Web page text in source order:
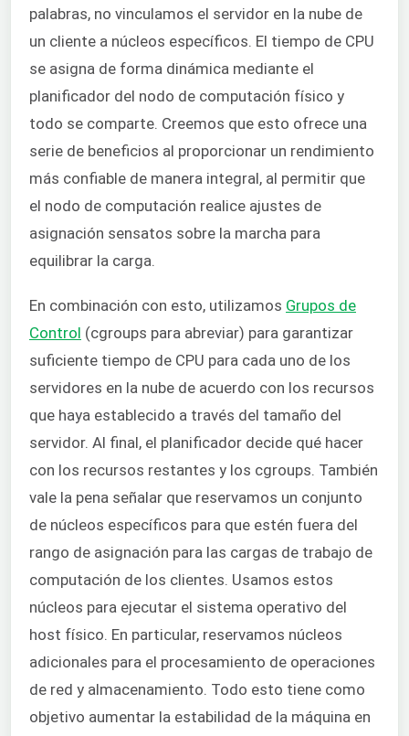
palabras, no vinculamos el servidor en la nube de
un cliente a núcleos específicos. El tiempo de CPU
se asigna de forma dinámica mediante el
planificador del nodo de computación físico y
todo se comparte. Creemos que esto ofrece una
serie de beneficios al proporcionar un rendimiento
más confiable de manera integral, al permitir que
el nodo de computación realice ajustes de
asignación sensatos sobre la marcha para
equilibrar la carga.
En combinación con esto, utilizamos Grupos de
Control (cgroups para abreviar) para garantizar
suficiente tiempo de CPU para cada uno de los
servidores en la nube de acuerdo con los recursos
que haya establecido a través del tamaño del
servidor. Al final, el planificador decide qué hacer
con los recursos restantes y los cgroups. También
vale la pena señalar que reservamos un conjunto
de núcleos específicos para que estén fuera del
rango de asignación para las cargas de trabajo de
computación de los clientes. Usamos estos
núcleos para ejecutar el sistema operativo del
host físico. En particular, reservamos núcleos
adicionales para el procesamiento de operaciones
de red y almacenamiento. Todo esto tiene como
objetivo aumentar la estabilidad de la máquina en